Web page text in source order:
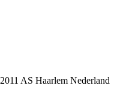
2011 AS Haarlem Nederland